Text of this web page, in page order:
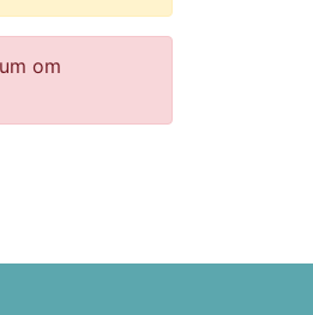
om